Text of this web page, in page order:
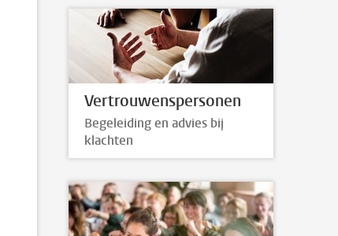
Vertrouwenspersonen
Begeleiding en advies bij
klachten